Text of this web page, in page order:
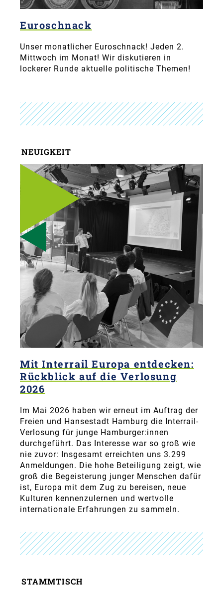
Euroschnack
Unser monatlicher Euroschnack! Jeden 2.
Mittwoch im Monat! Wir diskutieren in
lockerer Runde aktuelle politische Themen!
NEUIGKEIT
Mit Interrail Europa entdecken:
Rückblick auf die Verlosung
2026
Im Mai 2026 haben wir erneut im Auftrag der
Freien und Hansestadt Hamburg die Interrail-
Verlosung für junge Hamburger:innen
durchgeführt. Das Interesse war so groß wie
nie zuvor: Insgesamt erreichten uns 3.299
Anmeldungen. Die hohe Beteiligung zeigt, wie
groß die Begeisterung junger Menschen dafür
ist, Europa mit dem Zug zu bereisen, neue
Kulturen kennenzulernen und wertvolle
internationale Erfahrungen zu sammeln.
STAMMTISCH